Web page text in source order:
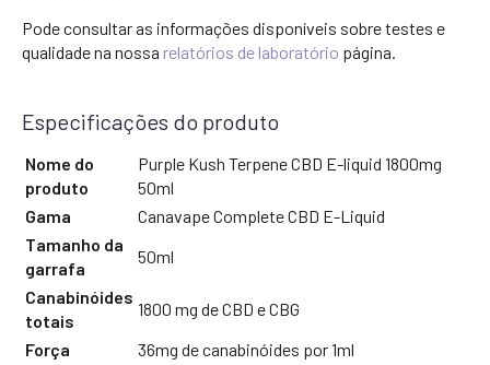
Pode consultar as informações disponíveis sobre testes e
qualidade na nossa relatórios de laboratório página.
Especificações do produto
Nome do
produto
Purple Kush Terpene CBD E-liquid 1800mg
50ml
Gama
Canavape Complete CBD E-Liquid
Tamanho da
garrafa
50ml
Canabinóides
totais
1800 mg de CBD e CBG
Força
36mg de canabinóides por 1ml